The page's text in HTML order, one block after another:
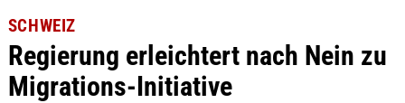
SCHWEIZ
Regierung erleichtert nach Nein zu
Migrations-Initiative